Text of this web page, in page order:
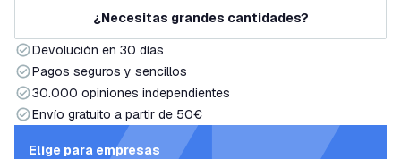
¿Necesitas grandes cantidades?
Devolución en 30 días
Pagos seguros y sencillos
30.000 opiniones independientes
Envío gratuito a partir de 50€
Elige para empresas